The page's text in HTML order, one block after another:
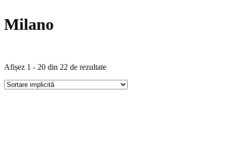
Milano
Afișez 1 - 20 din 22 de rezultate